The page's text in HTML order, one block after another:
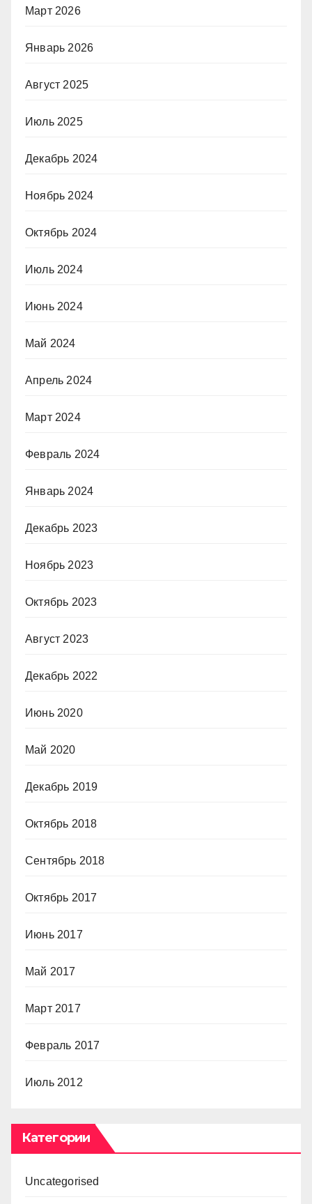
Март 2026
Январь 2026
Август 2025
Июль 2025
Декабрь 2024
Ноябрь 2024
Октябрь 2024
Июль 2024
Июнь 2024
Май 2024
Апрель 2024
Март 2024
Февраль 2024
Январь 2024
Декабрь 2023
Ноябрь 2023
Октябрь 2023
Август 2023
Декабрь 2022
Июнь 2020
Май 2020
Декабрь 2019
Октябрь 2018
Сентябрь 2018
Октябрь 2017
Июнь 2017
Май 2017
Март 2017
Февраль 2017
Июль 2012
Категории
Uncategorised